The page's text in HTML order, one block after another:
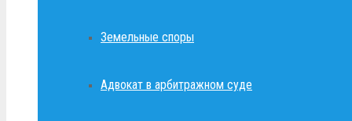
Земельные споры
Адвокат в арбитражном суде